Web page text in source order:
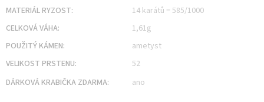
MATERIÁL RYZOST:
14 karátů = 585/1000
CELKOVÁ VÁHA:
1,61g
POUŽITÝ KÁMEN:
ametyst
VELIKOST PRSTENU:
52
DÁRKOVÁ KRABIČKA ZDARMA: ano